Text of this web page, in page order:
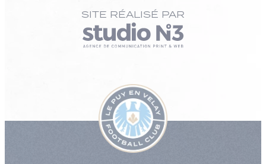
SITE RÉALISÉ PAR